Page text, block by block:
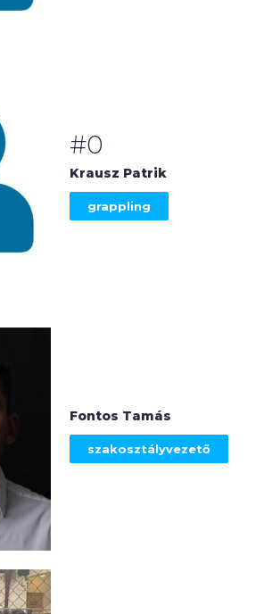
#0
Krausz Patrik
grappling
Fontos Tamás
szakosztályvezető